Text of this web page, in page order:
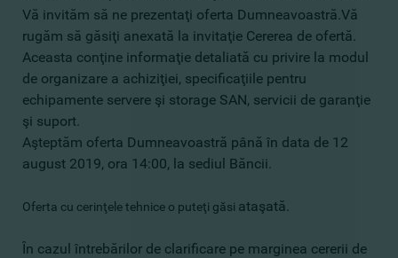
Vă invităm să ne prezentaţi oferta Dumneavoastră.Vă
rugăm să găsiţi anexată la invitaţie Cererea de ofertă.
Aceasta conţine informaţie detaliată cu privire la modul
de organizare a achiziţiei, specificaţiile pentru
echipamente servere şi storage SAN, servicii de garanţie
şi suport.
Aşteptăm oferta Dumneavoastră până în data de 12
august 2019, ora 14:00, la sediul Băncii.
Oferta cu cerinţele tehnice o puteţi găsi ataşată.
În cazul întrebărilor de clarificare pe marginea cererii de